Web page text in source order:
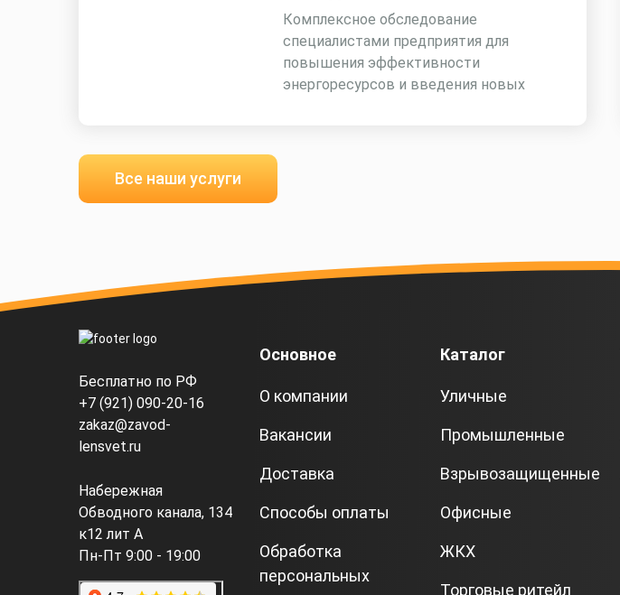
Комплексное обследование
специалистами предприятия для
повышения эффективности
энергоресурсов и введения новых
Все наши услуги
Бесплатно по РФ
+7 (921) 090-20-16
zakaz@zavod-
lensvet.ru
Набережная
Обводного канала, 134
к12 лит А
Пн-Пт 9:00 - 19:00
Основное
О компании
Вакансии
Доставка
Способы оплаты
Обработка
персональных
Каталог
Уличные
Промышленные
Взрывозащищенные
Офисные
ЖКХ
Торговые ритейл